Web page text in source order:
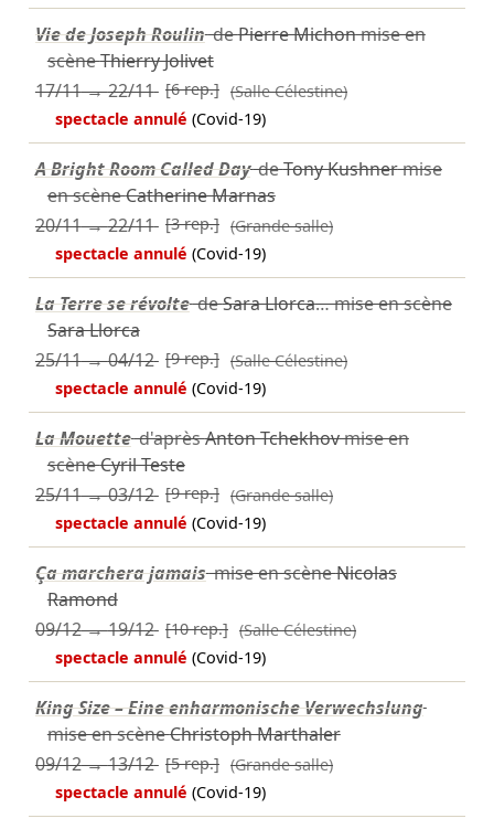
Vie de Joseph RoulindePierre Michonmise en
scèneThierry Jolivet
17/11→22/11 [6 rep.] (Salle Célestine)
spectacle annulé(Covid-19)
A Bright Room Called DaydeTony Kushnermise
en scèneCatherine Marnas
20/11→22/11 [3 rep.] (Grande salle)
spectacle annulé(Covid-19)
La Terre se révoltedeSara Llorca… mise en scène
Sara Llorca
25/11→04/12 [9 rep.] (Salle Célestine)
spectacle annulé(Covid-19)
La Mouetted'aprèsAnton Tchekhovmise en
scèneCyril Teste
25/11→03/12 [9 rep.] (Grande salle)
spectacle annulé(Covid-19)
Ça marchera jamaismise en scèneNicolas
Ramond
09/12→19/12 [10 rep.] (Salle Célestine)
spectacle annulé(Covid-19)
King Size – Eine enharmonische Verwechslung
mise en scèneChristoph Marthaler
09/12→13/12 [5 rep.] (Grande salle)
spectacle annulé(Covid-19)